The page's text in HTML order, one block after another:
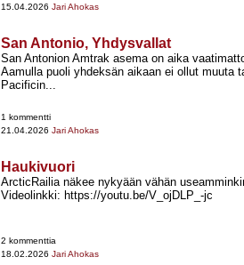
15.04.2026 Jari Ahokas
San Antonio, Yhdysvallat
San Antonion Amtrak asema on aika
Aamulla puoli yhdeksän aikaan ei ollut muuta
Pacificin...
1 kommentti
21.04.2026 Jari Ahokas
Haukivuori
ArcticRailia näkee nykyään vähän
Videolinkki: https://youtu.be/V_ojDLP_-​jc
2 kommenttia
18.02.2026 Jari Ahokas